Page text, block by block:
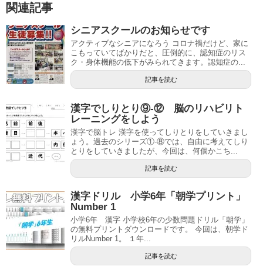
関連記事
シニアスクールのお知らせです
アクティブなシニアになろう コロナ禍だけど、家に
こもっていてばかりだと、圧倒的に、認知症のリス
ク・身体機能の低下がみられてきます。認知症の...
記事を読む
漢字でしりとり⑨‐⑫ 脳のリハビリト
レーニングをしよう
漢字で脳トレ 漢字を使ってしりとりをしていきまし
ょう。過去のシリーズ①‐⑧では、自由に考えてしり
とりをしていきましたが、今回は、何個かこち...
記事を読む
漢字ドリル 小学6年「朝学プリント」
Number 1
小学6年 漢字 小学校6年の少数問題ドリル「朝学」
の無料プリントダウンロードです。 今回は、朝学ド
リルNumber 1。 １年...
記事を読む